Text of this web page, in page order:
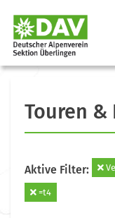
Touren &
Aktive Filter:
=t4